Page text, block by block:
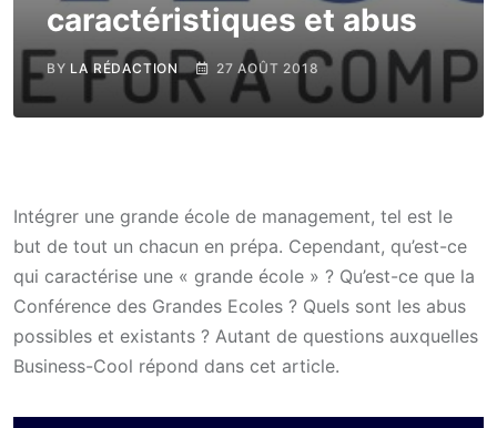
caractéristiques et abus
BY LA RÉDACTION 27 AOÛT 2018
Intégrer une grande école de management, tel est le
but de tout un chacun en prépa. Cependant, qu’est-ce
qui caractérise une « grande école » ? Qu’est-ce que la
Conférence des Grandes Ecoles ? Quels sont les abus
possibles et existants ? Autant de questions auxquelles
Business-Cool répond dans cet article.